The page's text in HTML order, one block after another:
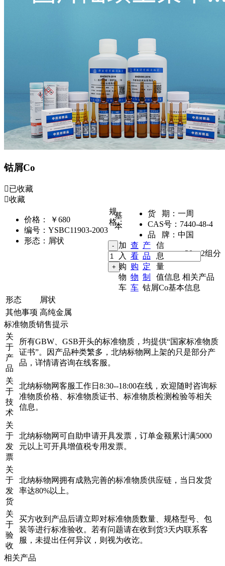
钴屑Co
已收藏
收藏
价格：
￥680
编号： YSBC11903-2003
形态： 屑状
货 期： 一周
CAS号： 7440-48-4
品 牌： 中国
规
格：
20g,2组分
加
入
购
物
车
查
看
购
物
车
产
品
定
制
基
本
信
息
量
值信息 相关产品
钴屑Co基本信息
形态
屑状
其他事项 高纯金属
标准物质销售提示
关
于
产
品
所有GBW、GSB开头的标准物质，均提供“国家标准物质
证书”。因产品种类繁多，北纳标物网上架的只是部分产
品，详情请咨询在线客服。
关
于
技
术
北纳标物网客服工作日8:30--18:00在线，欢迎随时咨询标
准物质价格、标准物质证书、标准物质检测检验等相关
信息。
关
于
发
票
北纳标物网可自助申请开具发票，订单金额累计满5000
元以上可开具增值税专用发票。
关
于
发
货
北纳标物网拥有成熟完善的标准物质供应链，当日发货
率达80%以上。
关
于
验
收
买方收到产品后请立即对标准物质数量、规格型号、包
装等进行标准验收。若有问题请在收到货3天内联系客
服，未提出任何异议，则视为收讫。
相关产品